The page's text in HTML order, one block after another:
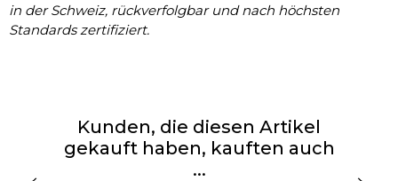
in der Schweiz, rückverfolgbar und nach höchsten
Standards zertifiziert.
Kunden, die diesen Artikel
gekauft haben, kauften auch
...